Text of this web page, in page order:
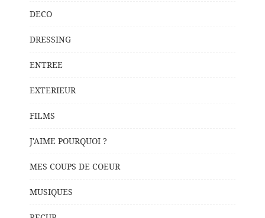
DECO
DRESSING
ENTREE
EXTERIEUR
FILMS
J'AIME POURQUOI ?
MES COUPS DE COEUR
MUSIQUES